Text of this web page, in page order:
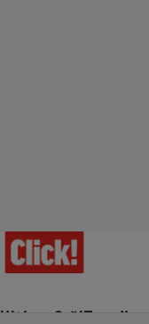
Ultima Oră!Trending